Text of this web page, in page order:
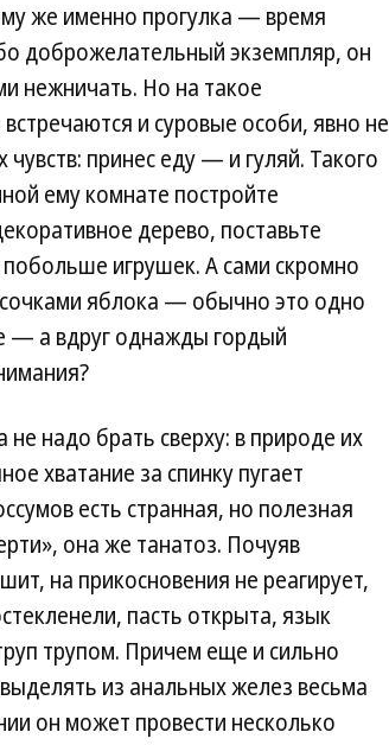
же именно прогулка — время
доброжелательный экземпляр, он
нежничать. Но на такое
и суровые особи, явно не
принес еду — и гуляй. Такого
ему комнате постройте
дерево, поставьте
игрушек. А сами скромно
яблока — обычно это одно
— а вдруг однажды гордый
надо брать сверху: в природе их
хватание за спинку пугает
есть странная, но полезная
она же танатоз. Почуяв
на прикосновения не реагирует,
пасть открыта, язык
трупом. Причем еще и сильно
из анальных желез весьма
он может провести несколько